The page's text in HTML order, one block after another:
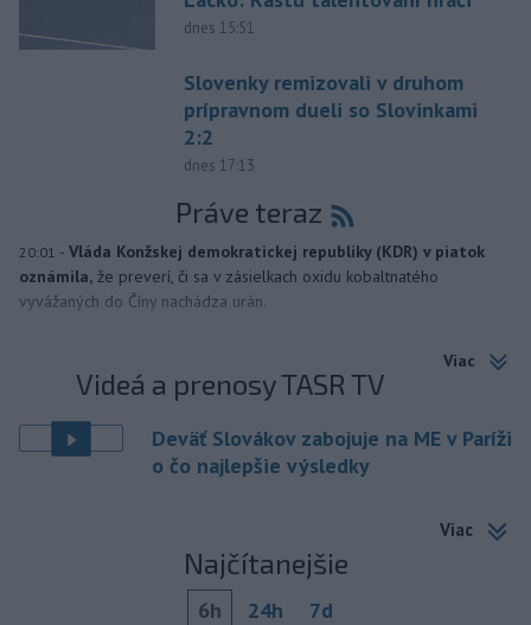
dnes 15:51
Slovenky remizovali v druhom
prípravnom dueli so Slovinkami
2:2
dnes 17:13
Práve teraz
20:01 - Vláda Konžskej demokratickej republiky (KDR) v piatok
oznámila, že preverí, či sa v zásielkach oxidu kobaltnatého
vyvážaných do Číny nachádza urán.
Viac
Videá a prenosy TASR TV
Deväť Slovákov zabojuje na ME v Paríži
o čo najlepšie výsledky
Viac
Najčítanejšie
6h 24h 7d